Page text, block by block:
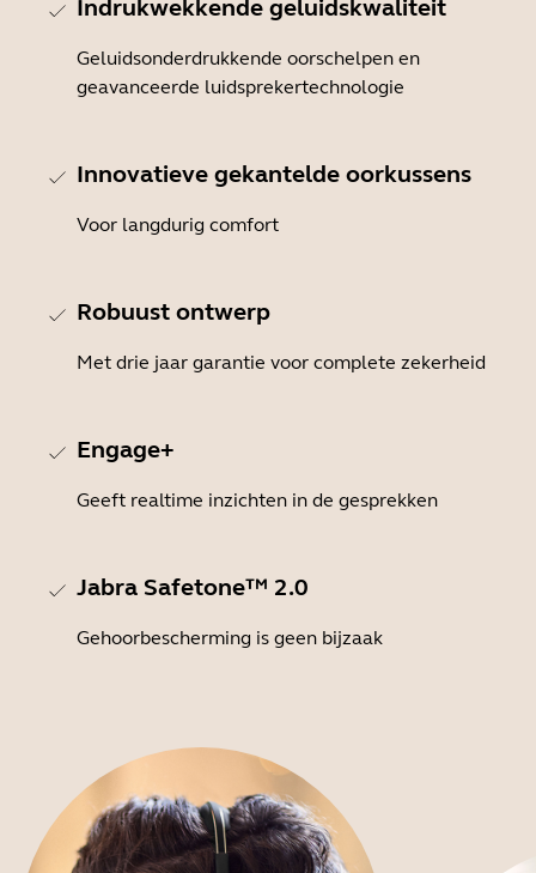
Indrukwekkende geluidskwaliteit
Geluidsonderdrukkende oorschelpen en
geavanceerde luidsprekertechnologie
Innovatieve gekantelde oorkussens
Voor langdurig comfort
Robuust ontwerp
Met drie jaar garantie voor complete zekerheid
Engage+
Geeft realtime inzichten in de gesprekken
Jabra Safetone™ 2.0
Gehoorbescherming is geen bijzaak